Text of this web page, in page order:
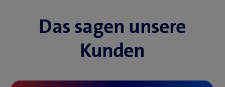
Das sagen unsere
Kunden